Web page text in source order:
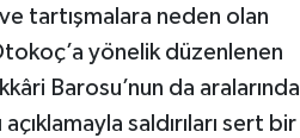
tartışmalara neden olan
yönelik düzenlenen
Barosu’nun da aralarında
saldırıları sert bir